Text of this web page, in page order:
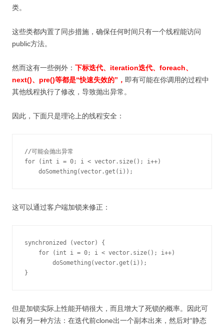
类。
这些类都内置了同步措施，确保任何时间只有一个线程能访问
public方法。
然而这有一些例外： 下标迭代、 iteration迭代、foreach、
next()、pre()等都是“快速失效的”， 即有可能在你调用的过程中
其他线程执行了修改，导致抛出异常。
因此，下面只是理论上的线程安全：
//可能会抛出异常
for (int i = 0; i < vector.size(); i++)
    doSomething(vector.get(i));
这可以通过客户端加锁来修正：
synchronized (vector) {
    for (int i = 0; i < vector.size(); i++)
        doSomething(vector.get(i));
}
但是加锁实际上性能开销很大，而且增大了死锁的概率。因此可
以有另一种方法：在迭代前clone出一个副本出来，然后对“静态